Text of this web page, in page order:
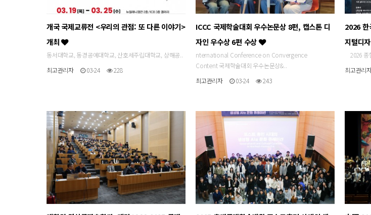
개국 국제교류전 <우리의 관점: 또 다른 이야기>
개최
동서대학교, 동경공예대학교, 산호세주립대학교, 상해공..
최고관리자
03-24 228
ICCC 국제학술대회 우수논문상 8편, 캡스톤 디
자인 우수상 6편 수상
nternational Conference on Convergence
Content 국제학술대회 우수논문상&..
최고관리자
03-24 243
2026 한
지털디
2026 종
최고관리